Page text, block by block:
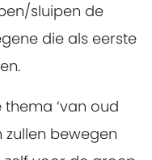
sluipen de
die als eerste
‘van oud
zullen bewegen